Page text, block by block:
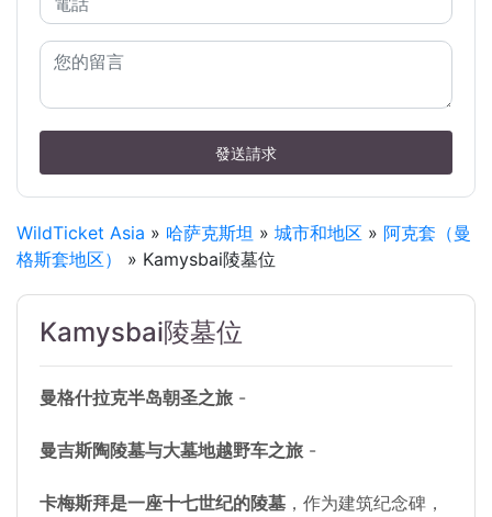
發送請求
WildTicket Asia » 哈萨克斯坦 » 城市和地区 » 阿克套（曼
格斯套地区）
» Kamysbai陵墓位
Kamysbai陵墓位
曼格什拉克半岛朝圣之旅 -
曼吉斯陶陵墓与大墓地越野车之旅 -
卡梅斯拜是一座十七世纪的陵墓 ，作为建筑纪念碑，